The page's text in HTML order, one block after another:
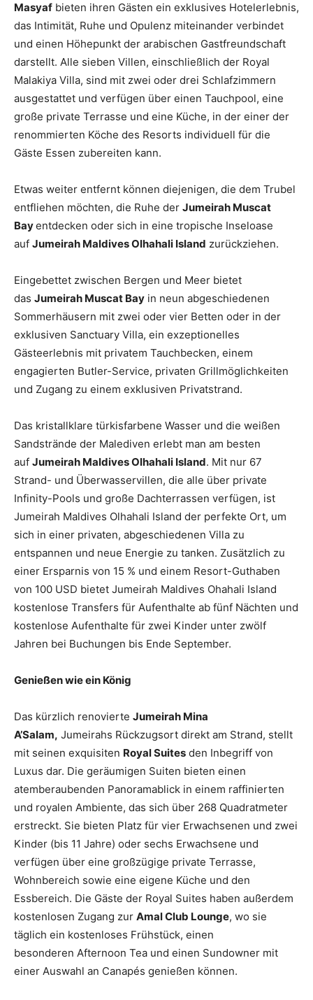
Masyaf bieten ihren Gästen ein exklusives Hotelerlebnis,
das Intimität, Ruhe und Opulenz miteinander verbindet
und einen Höhepunkt der arabischen Gastfreundschaft
darstellt. Alle sieben Villen, einschließlich der Royal
Malakiya Villa, sind mit zwei oder drei Schlafzimmern
ausgestattet und verfügen über einen Tauchpool, eine
große private Terrasse und eine Küche, in der einer der
renommierten Köche des Resorts individuell für die
Gäste Essen zubereiten kann.
Etwas weiter entfernt können diejenigen, die dem Trubel
entfliehen möchten, die Ruhe der Jumeirah Muscat
Bayentdecken oder sich in eine tropische Inseloase
auf Jumeirah Maldives Olhahali Island zurückziehen.
Eingebettet zwischen Bergen und Meer bietet
das Jumeirah Muscat Bay in neun abgeschiedenen
Sommerhäusern mit zwei oder vier Betten oder in der
exklusiven Sanctuary Villa, ein exzeptionelles
Gästeerlebnis mit privatem Tauchbecken, einem
engagierten Butler-Service, privaten Grillmöglichkeiten
und Zugang zu einem exklusiven Privatstrand.
Das kristallklare türkisfarbene Wasser und die weißen
Sandstrände der Malediven erlebt man am besten
auf Jumeirah Maldives Olhahali Island. Mit nur 67
Strand- und Überwasservillen, die alle über private
Infinity-Pools und große Dachterrassen verfügen, ist
Jumeirah Maldives Olhahali Island der perfekte Ort, um
sich in einer privaten, abgeschiedenen Villa zu
entspannen und neue Energie zu tanken. Zusätzlich zu
einer Ersparnis von 15 % und einem Resort-Guthaben
von 100 USD bietet Jumeirah Maldives Ohahali Island
kostenlose Transfers für Aufenthalte ab fünf Nächten und
kostenlose Aufenthalte für zwei Kinder unter zwölf
Jahren bei Buchungen bis Ende September.
Genießen wie ein König
Das kürzlich renovierte Jumeirah Mina
A’Salam, Jumeirahs Rückzugsort direkt am Strand, stellt
mit seinen exquisiten Royal Suites den Inbegriff von
Luxus dar. Die geräumigen Suiten bieten einen
atemberaubenden Panoramablick in einem raffinierten
und royalen Ambiente, das sich über 268 Quadratmeter
erstreckt. Sie bieten Platz für vier Erwachsenen und zwei
Kinder (bis 11 Jahre) oder sechs Erwachsene und
verfügen über eine großzügige private Terrasse,
Wohnbereich sowie eine eigene Küche und den
Essbereich. Die Gäste der Royal Suites haben außerdem
kostenlosen Zugang zur Amal Club Lounge, wo sie
täglich ein kostenloses Frühstück, einen
besonderen Afternoon Tea und einen Sundowner mit
einer Auswahl an Canapés genießen können.